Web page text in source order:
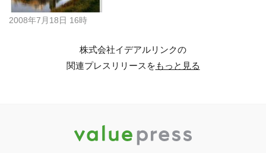
2008年7月18日 16時
株式会社イデアルリンクの
関連プレスリリースをもっと見る